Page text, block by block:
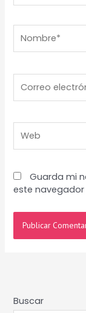
electrónico*
Guarda mi
este
Buscar